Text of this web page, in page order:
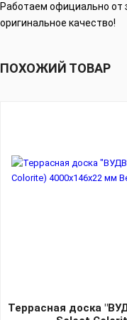
Работаем официально от
оригинальное качество!
ПОХОЖИЙ ТОВАР
Террасная доска